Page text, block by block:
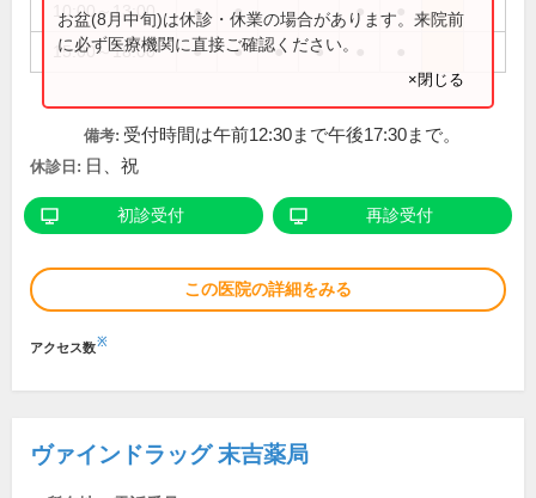
10:00～13:00 ● ● ●
15:00～18:00 ● ● ● ●
お盆(8月中旬)は休診・休業の場合があります。来院前
に必ず医療機関に直接ご確認ください。
×閉じる
備考: 受付時間は午前12:30まで午後17:30まで。
休診日: 日、祝
初診受付 再診受付
この医院の詳細をみる
アクセス数※
ヴァインドラッグ 末吉薬局